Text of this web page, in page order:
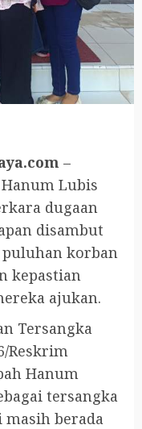
–
Lubis
dugaan
disambut
korban
kepastian
ajukan.
Tersangka
Reskrim
Hanum
tersangka
masih berada